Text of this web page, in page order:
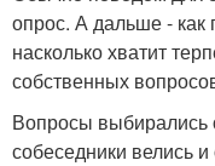
опрос. А дальше - как
насколько хватит
собственных
Вопросы
собеседники велись